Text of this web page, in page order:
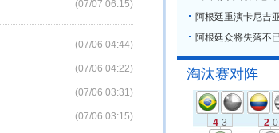
(07/07 06:15)
(07/06 04:44)
(07/06 04:22)
(07/06 03:31)
(07/06 03:15)
阿根廷重演卡尼吉
阿根廷众将失落不
淘汰赛对阵
4-3 2-0